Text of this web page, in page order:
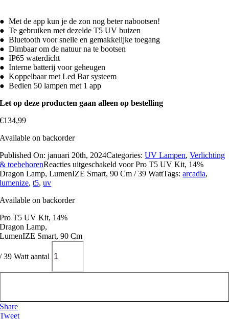
● Met de app kun je de zon nog beter nabootsen!
● Te gebruiken met dezelde T5 UV buizen
● Bluetooth voor snelle en gemakkelijke toegang
● Dimbaar om de natuur na te bootsen
● IP65 waterdicht
● Interne batterij voor geheugen
● Koppelbaar met Led Bar systeem
● Bedien 50 lampen met 1 app
Let op deze producten gaan alleen op bestelling
€134,99
Available on backorder
Published On: januari 20th, 2024Categories:UV Lampen,Verlichting
& toebehorenReacties uitgeschakeld voor Pro T5 UV Kit, 14%
Dragon Lamp, LumenIZE Smart, 90 Cm / 39 WattTags:arcadia,
lumenize,t5,uv
Available on backorder
Pro T5 UV Kit, 14%
Dragon Lamp,
LumenIZE Smart, 90 Cm
/ 39 Watt aantal
Share
Tweet